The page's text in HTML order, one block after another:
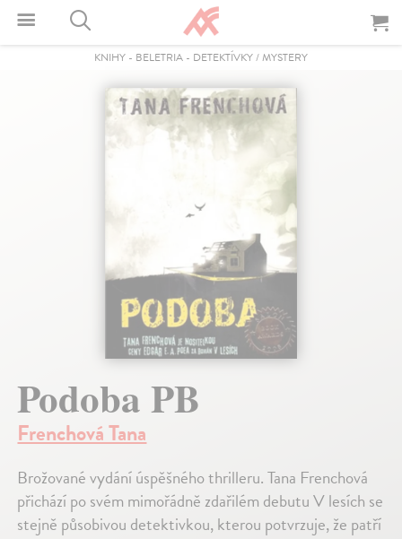
KNIHY - BELETRIA - DETEKTÍVKY / MYSTERY
Podoba PB
Frenchová Tana
Brožované vydání úspěšného thrilleru. Tana Frenchová
přichází po svém mimořádně zdařilém debutu V lesích se
stejně působivou detektivkou, kterou potvrzuje, že patří